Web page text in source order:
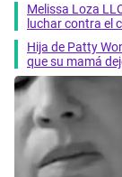
Melissa Loza
luchar contra el
Hija de Patty
que su mamá